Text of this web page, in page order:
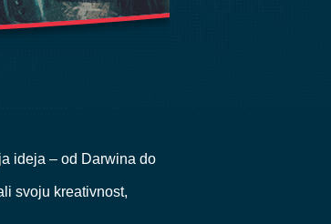
ideja – od Darwina do
svoju kreativnost,